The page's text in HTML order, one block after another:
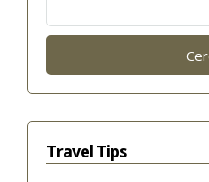
Travel Tips